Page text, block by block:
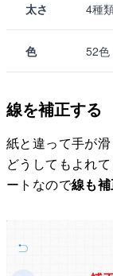
太さ 4種
色 52色
線を補正する
紙と違って手が
どうしてもよれ
ートなので線も補